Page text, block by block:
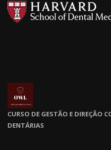
CURSO DE GESTÃO E DIREÇÃO
DENTÁRIAS